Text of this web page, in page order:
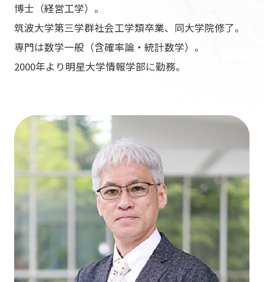
博士（経営工学）。
筑波大学第三学群社会工学類卒業、同大学院修了。
専門は数学一般（含確率論・統計数学）。
2000年より明星大学情報学部に勤務。